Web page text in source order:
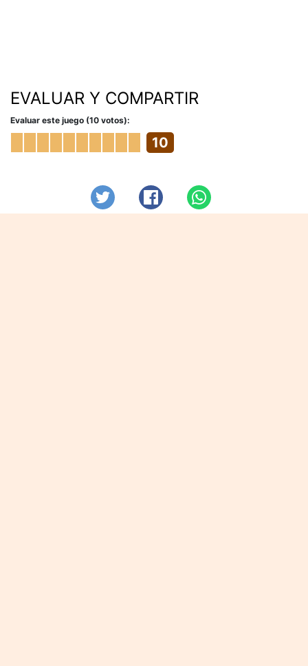
EVALUAR Y COMPARTIR
Evaluar este juego (10 votos):
10